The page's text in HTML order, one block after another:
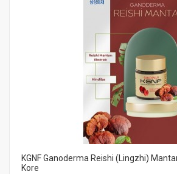
KGNF Ganoderma Reishi (Lingzhi)
Kore